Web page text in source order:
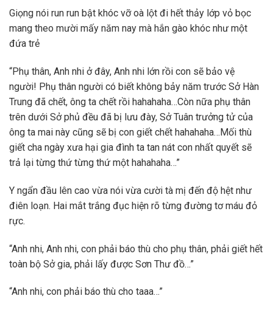
Giọng nói run run bật khóc vỡ oà lột đi hết thảy lớp vỏ bọc
mang theo mười mấy năm nay mà hắn gào khóc như một
đứa trẻ
“Phụ thân, Anh nhi ở đây, Anh nhi lớn rồi con sẽ bảo vệ
người! Phụ thân người có biết không bảy năm trước Sở Hàn
Trung đã chết, ông ta chết rồi hahahaha…Còn nữa phụ thân
trên dưới Sở phủ đều đã bị lưu đày, Sở Tuân trưởng tử của
ông ta mai này cũng sẽ bị con giết chết hahahaha…Mối thù
giết cha ngày xưa hại gia đình ta tan nát con nhất quyết sẽ
trả lại từng thứ từng thứ một hahahaha…”
Y ngẩn đầu lên cao vừa nói vừa cười tà mị đến độ hệt như
điên loạn. Hai mắt trắng đục hiện rõ từng đường tơ máu đỏ
rực.
“Anh nhi, Anh nhi, con phải báo thù cho phụ thân, phải giết hết
toàn bộ Sở gia, phải lấy được Sơn Thư đồ…”
“Anh nhi, con phải báo thù cho taaa…”